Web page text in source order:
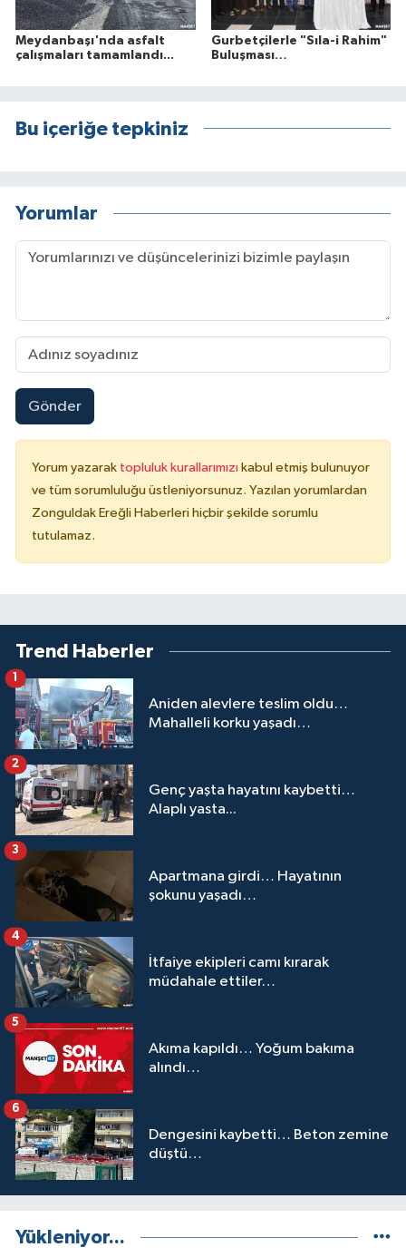
Meydanbaşı'nda asfalt
çalışmaları tamamlandı...
Gurbetçilerle "Sıla-i Rahim"
Buluşması…
Bu içeriğe tepkiniz
Yorumlar
Gönder
Yorum yazarak topluluk kurallarımızı kabul etmiş bulunuyor
ve tüm sorumluluğu üstleniyorsunuz. Yazılan yorumlardan
Zonguldak Ereğli Haberleri hiçbir şekilde sorumlu
tutulamaz.
Trend Haberler
Aniden alevlere teslim oldu…
Mahalleli korku yaşadı…
1
Genç yaşta hayatını kaybetti…
Alaplı yasta...
2
Apartmana girdi… Hayatının
şokunu yaşadı…
3
İtfaiye ekipleri camı kırarak
müdahale ettiler…
4
Akıma kapıldı… Yoğum bakıma
alındı…
5
Dengesini kaybetti… Beton zemine
düştü…
6
Yükleniyor...